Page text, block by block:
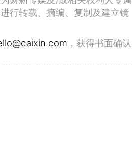
行转载、摘编、复制及建立镜
，获得书面确认